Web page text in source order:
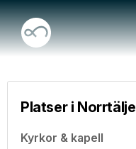
Platser i Norrtälje
Kyrkor & kapell